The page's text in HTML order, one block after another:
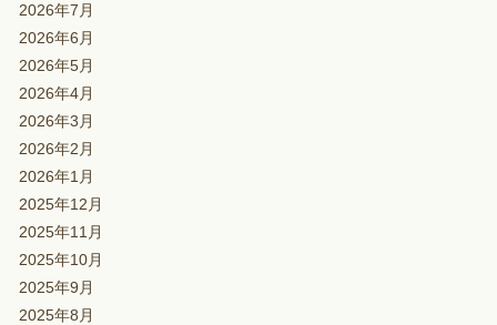
2026年7月
2026年6月
2026年5月
2026年4月
2026年3月
2026年2月
2026年1月
2025年12月
2025年11月
2025年10月
2025年9月
2025年8月